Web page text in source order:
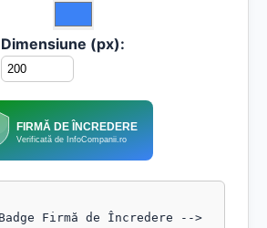
Dimensiune (px):
FIRMĂ DE ÎNCREDERE
Verificată de InfoCompanii.ro
Firmă de Încredere -->